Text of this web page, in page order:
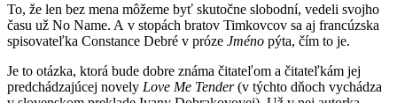
To, že len bez mena môžeme byť skutočne slobodní, vedeli svojho
času už No Name. A v stopách bratov Timkovcov sa aj francúzska
spisovateľka Constance Debré v próze Jméno pýta, čím to je.
Je to otázka, ktorá bude dobre známa čitateľom a čitateľkám jej
predchádzajúcej novely Love Me Tender(v týchto dňoch vychádza